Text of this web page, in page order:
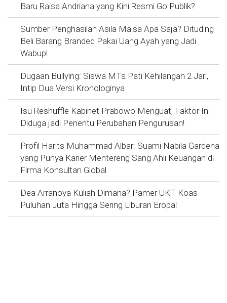
Baru Raisa Andriana yang Kini Resmi Go Publik?
Sumber Penghasilan Asila Maisa Apa Saja? Dituding
Beli Barang Branded Pakai Uang Ayah yang Jadi
Wabup!
Dugaan Bullying: Siswa MTs Pati Kehilangan 2 Jari,
Intip Dua Versi Kronologinya
Isu Reshuffle Kabinet Prabowo Menguat, Faktor Ini
Diduga jadi Penentu Perubahan Pengurusan!
Profil Harits Muhammad Albar: Suami Nabila Gardena
yang Punya Karier Mentereng Sang Ahli Keuangan di
Firma Konsultan Global
Dea Arranoya Kuliah Dimana? Pamer UKT Koas
Puluhan Juta Hingga Sering Liburan Eropa!